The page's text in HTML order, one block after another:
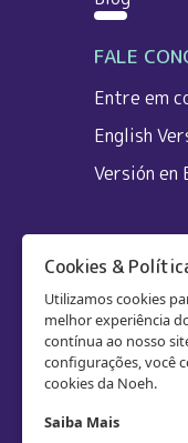
FALE
Entre em
English
Versión en
Cookies &
Utilizamos cookies
melhor experiência
contínua ao nosso
configurações, você
cookies da Noeh.
Saiba Mais